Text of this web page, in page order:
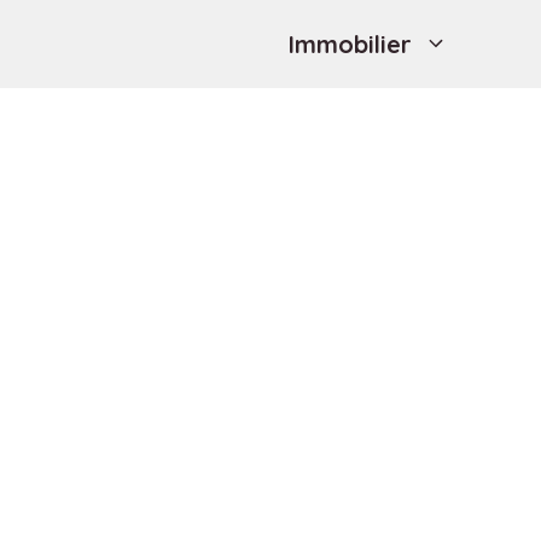
Immobilier